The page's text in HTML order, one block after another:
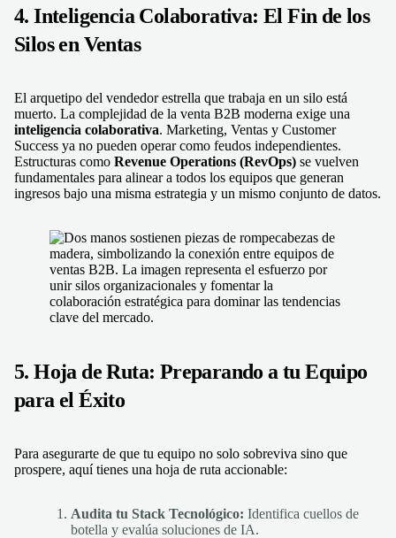
4. Inteligencia Colaborativa: El Fin de los
Silos en Ventas
El arquetipo del vendedor estrella que trabaja en un silo está
muerto. La complejidad de la venta B2B moderna exige una
inteligencia colaborativa. Marketing, Ventas y Customer
Success ya no pueden operar como feudos independientes.
Estructuras como Revenue Operations (RevOps) se vuelven
fundamentales para alinear a todos los equipos que generan
ingresos bajo una misma estrategia y un mismo conjunto de datos.
5. Hoja de Ruta: Preparando a tu Equipo
para el Éxito
Para asegurarte de que tu equipo no solo sobreviva sino que
prospere, aquí tienes una hoja de ruta accionable:
Audita tu Stack Tecnológico: Identifica cuellos de
botella y evalúa soluciones de IA.